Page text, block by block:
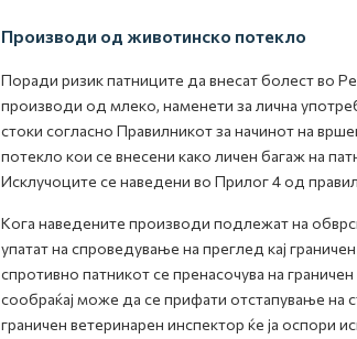
Производи од животинско потекло
Поради ризик патниците да внесат болест во
производи од млеко, наменети за лична
стоки согласно Правилникот за начинот на
потекло кои се внесени како личен багаж на
Исклучоците се наведени во Прилог 4 од
Кога наведените производи подлежат на
упатат на спроведување на преглед кај
спротивно патникот се пренасочува на
сообраќај може да се прифати отстапување на
граничен ветеринарен инспектор ќе ја оспори